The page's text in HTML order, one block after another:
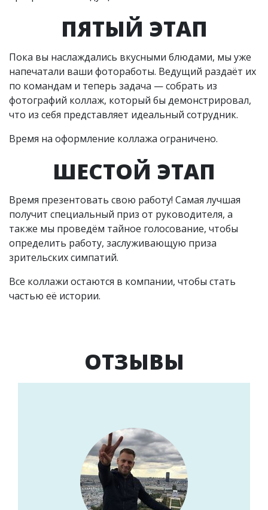
ПЯТЫЙ ЭТАП
Пока вы наслаждались вкусными блюдами, мы уже
напечатали ваши фотоработы. Ведущий раздаёт их
по командам и теперь задача — собрать из
фотографий коллаж, который бы демонстрировал,
что из себя представляет идеальный сотрудник.
Время на оформление коллажа ограничено.
ШЕСТОЙ ЭТАП
Время презентовать свою работу! Самая лучшая
получит специальный приз от руководителя, а
также мы проведём тайное голосование, чтобы
определить работу, заслуживающую приза
зрительских симпатий.
Все коллажи остаются в компании, чтобы стать
частью её истории.
ОТЗЫВЫ